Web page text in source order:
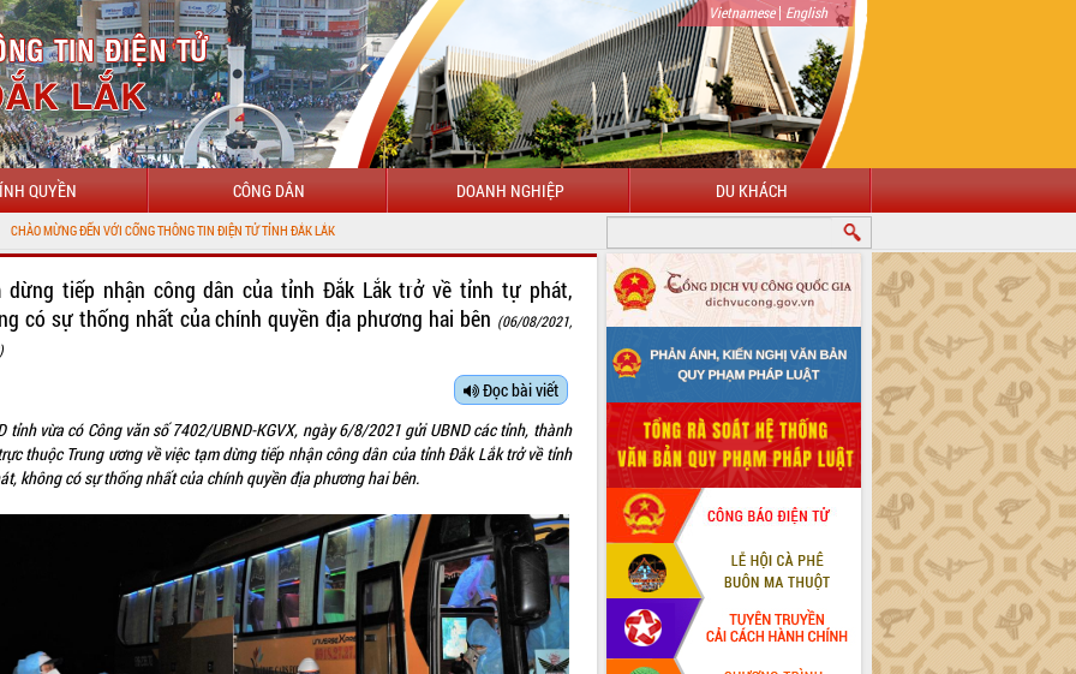
Vietnamese| English
QUYỀN CÔNG DÂN DOANH NGHIỆP DU KHÁCH
ĐẾN VỚI CỔNG THÔNG TIN ĐIỆN TỬ TỈNH ĐẮK LẮK
dừng tiếp nhận công dân của tỉnh Đắk Lắk trở về tỉnh tự phát,
có sự thống nhất của chính quyền địa phương hai bên (06/08/2021,
Đọc bài viết
tỉnh vừa có Công văn số 7402/UBND-KGVX, ngày 6/8/2021 gửi UBND các tỉnh, thành
thuộc Trung ương về việc tạm dừng tiếp nhận công dân của tỉnh Đắk Lắk trở về tỉnh
không có sự thống nhất của chính quyền địa phương hai bên.